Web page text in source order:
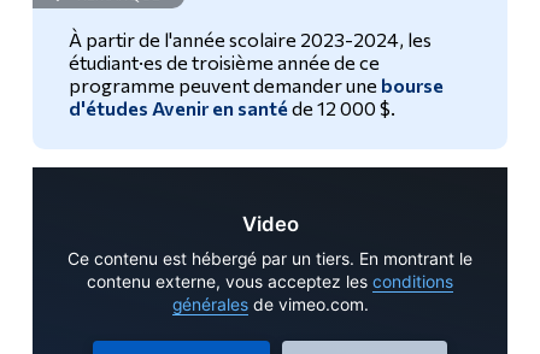
Demande d'admission
Cours
Contact
Poursuivre la lecture
À partir de l'année scolaire 2023-2024, les
étudiant·es de troisième année de ce
programme peuvent demander une bourse
d'études Avenir en santé de 12 000 $.
Video
Ce contenu est hébergé par un tiers. En montrant le
contenu externe, vous acceptez les conditions
généralesde vimeo.com.
Outils
Liens
Menu principal
Formation continue
Admissions